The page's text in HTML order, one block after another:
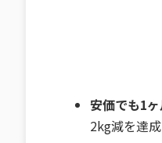
安価でも1
2kg減を達成